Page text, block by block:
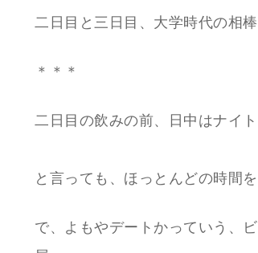
二日目と三日目、大学時代の相
＊＊＊
二日目の飲みの前、日中はナイ
と言っても、ほっとんどの時間
で、よもやデートかっていう、